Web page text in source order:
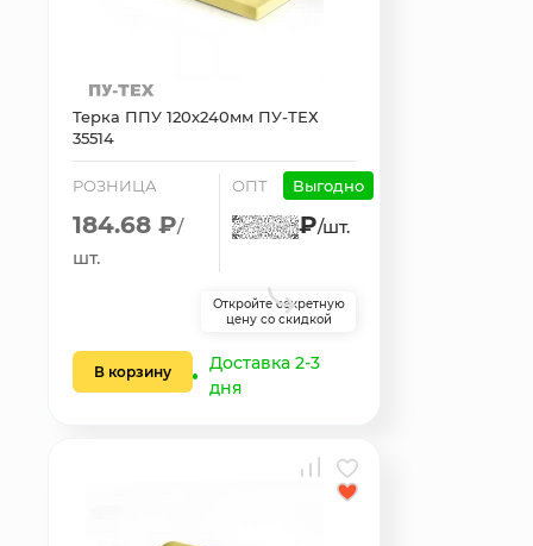
Терка ППУ 120х240мм ПУ-ТЕХ
35514
РОЗНИЦА
184.68 ₽/
шт.
ОПТ Выгодно
₽/шт.
Откройте секретную
цену со скидкой
В корзину
Доставка 2-3
дня